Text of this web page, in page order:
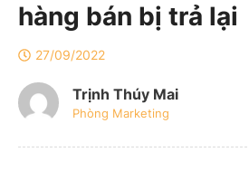
hàng bán bị trả lại
27/09/2022
Trịnh Thúy Mai
Phòng Marketing